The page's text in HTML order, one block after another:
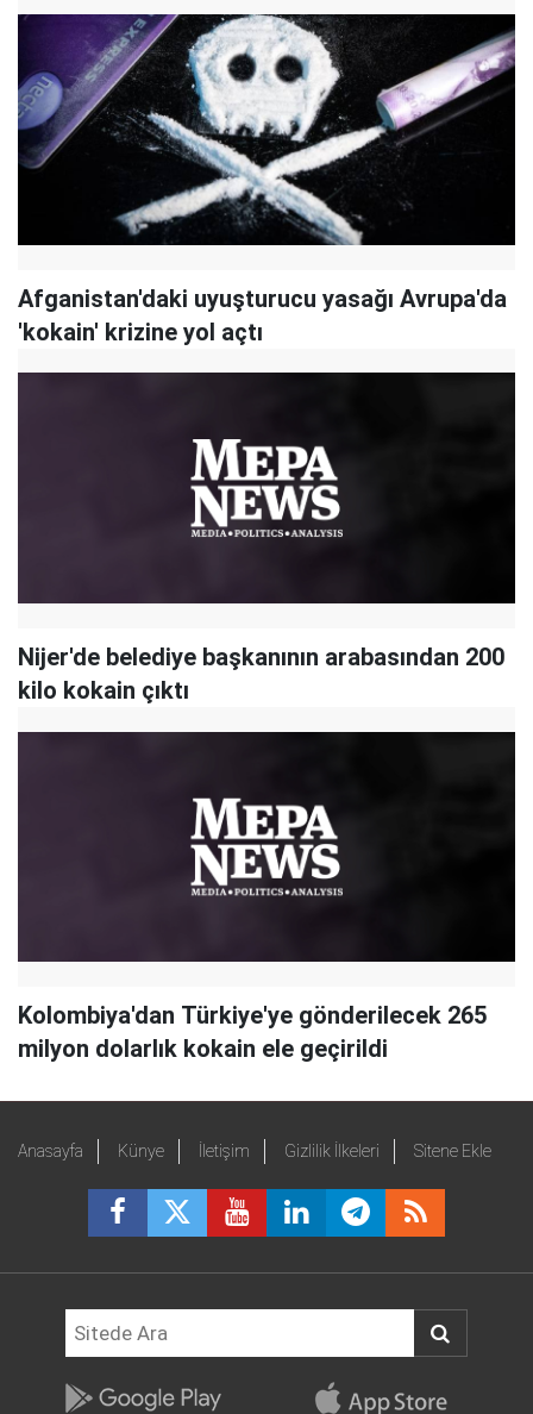
Afganistan'daki uyuşturucu yasağı Avrupa'da
'kokain' krizine yol açtı
Nijer'de belediye başkanının arabasından 200
kilo kokain çıktı
Kolombiya'dan Türkiye'ye gönderilecek 265
milyon dolarlık kokain ele geçirildi
Anasayfa Künye İletişim Gizlilik İlkeleri Sitene Ekle